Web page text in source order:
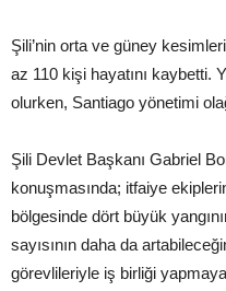
Şili’nin orta ve güney
az 110 kişi hayatını kaybetti.
olurken, Santiago yönetimi
Şili Devlet Başkanı Gabriel
konuşmasında; itfaiye
bölgesinde dört büyük
sayısının daha da
görevlileriyle iş birliği